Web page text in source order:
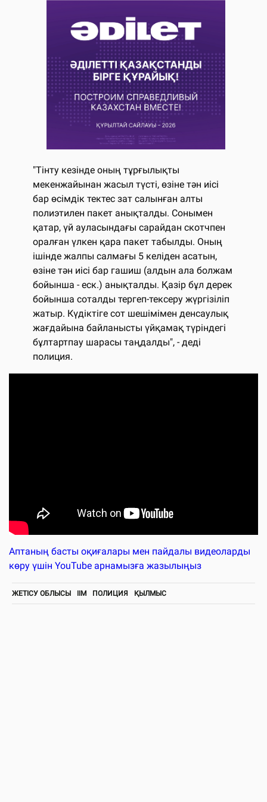
"Тінту кезінде оның тұрғылықты
мекенжайынан жасыл түсті, өзіне тән иісі
бар өсімдік тектес зат салынған алты
полиэтилен пакет анықталды. Сонымен
қатар, үй ауласындағы сарайдан скотчпен
оралған үлкен қара пакет табылды. Оның
ішінде жалпы салмағы 5 келіден асатын,
өзіне тән иісі бар гашиш (алдын ала болжам
бойынша - еск.) анықталды. Қазір бұл дерек
бойынша соталды тергеп-тексеру жүргізіліп
жатыр. Күдіктіге сот шешімімен денсаулық
жағдайына байланысты үйқамақ түріндегі
бұлтартпау шарасы таңдалды", - деді
полиция.
Аптаның басты оқиғалары мен пайдалы видеоларды
көру үшін YouTube арнамызға жазылыңыз
ЖЕТІСУ ОБЛЫСЫ ІІМ ПОЛИЦИЯ ҚЫЛМЫС